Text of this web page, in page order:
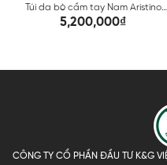
Túi da bò cầm tay Nam Aristino
Business Leather 1CL0020Z
5,200,000₫
CÔNG TY CỔ PHẦN ĐẦU TƯ K&G